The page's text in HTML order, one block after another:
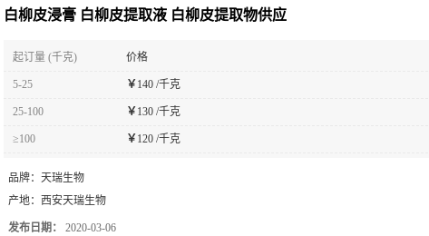
白柳皮浸膏 白柳皮提取液 白柳皮提取物供应
起订量 (千克) 价格
5-25 ￥ 140 /千克
25-100 ￥ 130 /千克
≥100 ￥ 120 /千克
品牌： 天瑞生物
产地： 西安天瑞生物
发布日期： 2020-03-06